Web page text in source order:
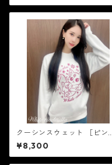
クーシンスウェット ［ピンク
ラメ］
¥8,300